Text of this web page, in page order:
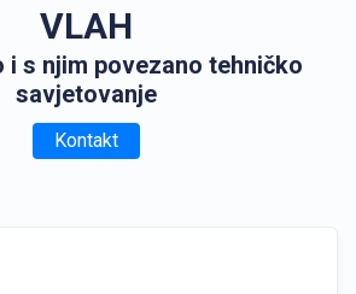
VLAH
i s njim povezano tehničko
savjetovanje
Kontakt